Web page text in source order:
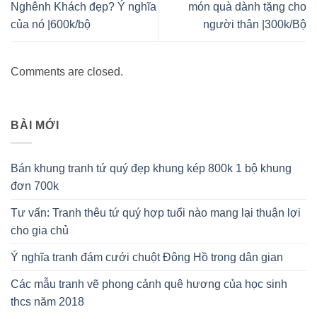
Nghênh Khách đẹp? Ý nghĩa
của nó |600k/bộ
món quà dành tặng cho
người thân |300k/Bộ
Comments are closed.
BÀI MỚI
Bán khung tranh tứ quý đẹp khung kép 800k 1 bộ khung
đơn 700k
Tư vấn: Tranh thêu tứ quý hợp tuổi nào mang lại thuận lợi
cho gia chủ
Ý nghĩa tranh đám cưới chuột Đông Hồ trong dân gian
Các mẫu tranh vẽ phong cảnh quê hương của học sinh
thcs năm 2018